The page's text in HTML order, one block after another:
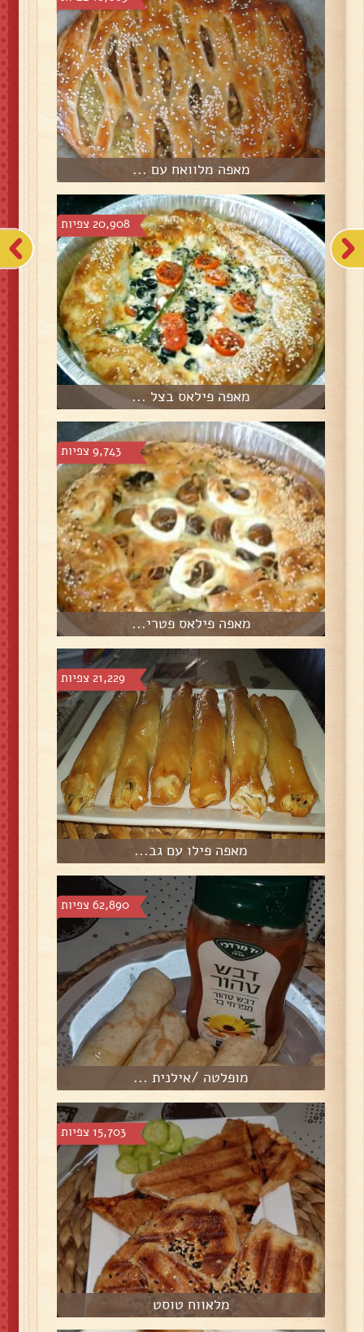
מאפה מלוואח עם ...
20,908 צפיות
מאפה פילאס בצל ...
9,743 צפיות
מאפה פילאס פטרי...
21,229 צפיות
מאפה פילו עם גב...
62,890 צפיות
מופלטה /אילנית ...
15,703 צפיות
מלאווח טוסט